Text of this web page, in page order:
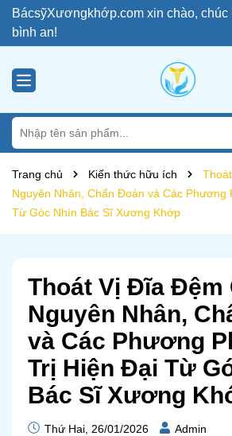
BácsỹXươngkhớp.com xin chào, chúc
bình an!
Trang chủ Kiến thức hữu ích
Nguyên Nhân, Chẩn Đoán và Các Phương
Từ Góc Nhìn Bác Sĩ Xương Khớp
Thoát Vị Đĩa Đệm
Nguyên Nhân,
và Các Phương
Trị Hiện Đại Từ
Bác Sĩ Xương
Thứ Hai, 26/01/2026 Admin